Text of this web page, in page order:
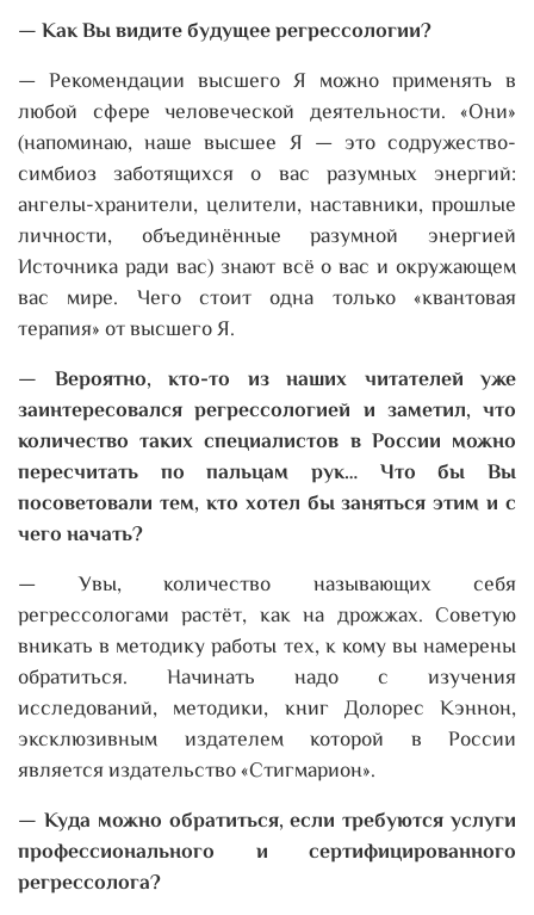
— Как Вы видите будущее регрессологии?
— Рекомендации высшего Я можно применять в
любой сфере человеческой деятельности. «Они»
(напоминаю, наше высшее Я — это содружество-
симбиоз заботящихся о вас разумных энергий:
ангелы-хранители, целители, наставники, прошлые
личности, объединённые разумной энергией
Источника ради вас) знают всё о вас и окружающем
вас мире. Чего стоит одна только «квантовая
терапия» от высшего Я.
— Вероятно, кто-то из наших читателей уже
заинтересовался регрессологией и заметил, что
количество таких специалистов в России можно
пересчитать по пальцам рук… Что бы Вы
посоветовали тем, кто хотел бы заняться этим и с
чего начать?
— Увы, количество называющих себя
регрессологами растёт, как на дрожжах. Советую
вникать в методику работы тех, к кому вы намерены
обратиться. Начинать надо с изучения
исследований, методики, книг Долорес Кэннон,
эксклюзивным издателем которой в России
является издательство «Стигмарион».
— Куда можно обратиться, если требуются услуги
профессионального и сертифицированного
регрессолога?